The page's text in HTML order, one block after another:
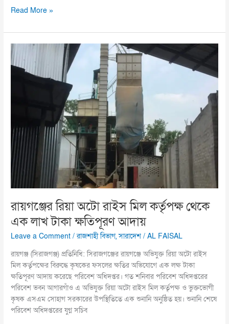
Read More »
রায়গঞ্জের রিয়া অটো রাইস মিল কর্তৃপক্ষ থেকে
এক লাখ টাকা ক্ষতিপূরণ আদায়
Leave a Comment /রাজশাহী বিভাগ,সারাদেশ /AL FAISAL
রায়গঞ্জ (সিরাজগঞ্জ) প্রতিনিধি: সিরাজগঞ্জের রায়গঞ্জে অভিযুক্ত রিয়া অটো রাইস
মিল কর্তৃপক্ষের বিরুদ্ধে কৃষকের ফসলের ক্ষতির অভিযোগে এক লক্ষ টাকা
ক্ষতিপূরণ আদায় করেছে পরিবেশ অধিদপ্তর। গত শনিবার পরিবেশ অধিদপ্তরের
পরিবেশ ভবন আগারগাঁও এ অভিযুক্ত রিয়া অটো রাইস মিল কর্তৃপক্ষ ও ভুক্তভোগী
কৃষক এসএম সোহাগ সরকারের উপস্থিতিতে এক শুনানি অনুষ্ঠিত হয়। শুনানি শেষে
পরিবেশ অধিদপ্তরের যুগ্ন সচিব
রায়গঞ্জের
রিয়া
অটো
এক
লাখ
টাকা
ক্ষতিপূরণ
আদায়